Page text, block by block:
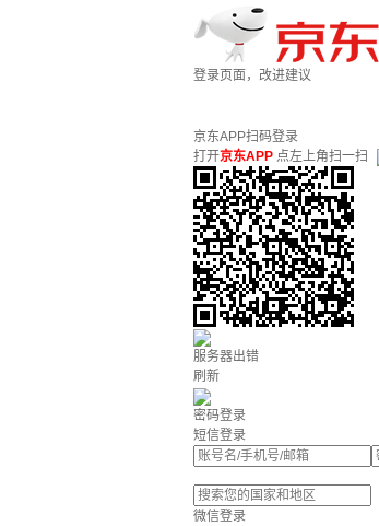
登录页面，改进建议
京东APP扫码登录
打开京东APP 点左上角扫一扫
服务器出错
刷新
密码登录
短信登录
微信登录